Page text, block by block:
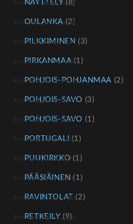
NÄYTTELY (8)
OULANKA (2)
PILKKIMINEN (3)
PIRKANMAA (1)
POHJOIS-POHJANMAA (2)
POHJOIS-SAVO (3)
POHJOIS-SAVO (1)
PORTUGALI (1)
PUUKIRKKO (1)
PÄÄSIÄINEN (1)
RAVINTOLAT (2)
RETKEILY (9)